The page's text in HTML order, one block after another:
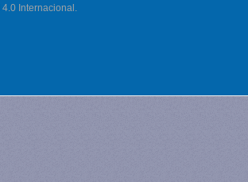
Internacional.